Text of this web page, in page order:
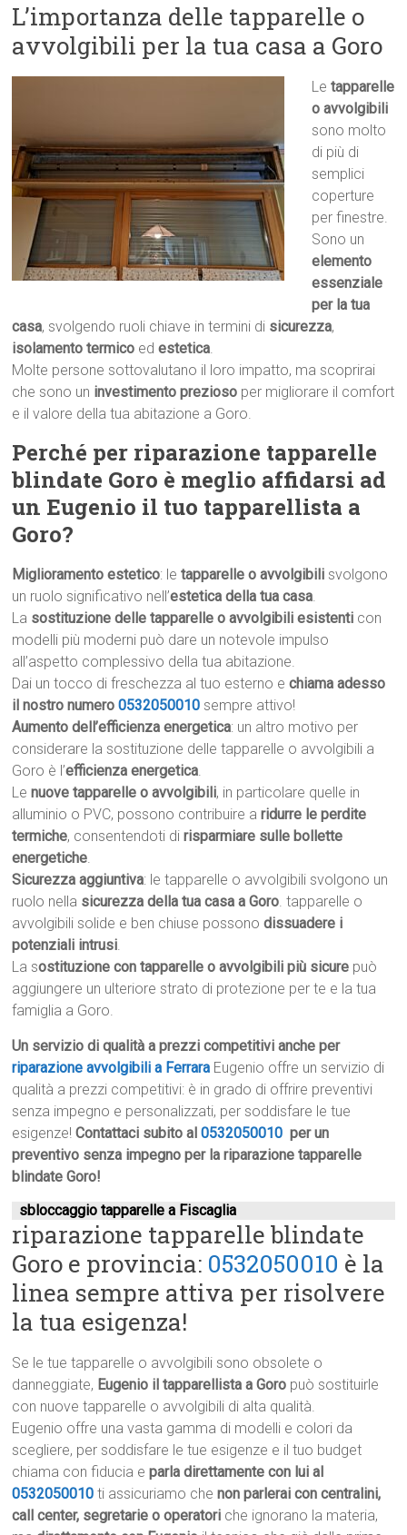
L’importanza delle tapparelle o
avvolgibili per la tua casa a Goro
Letapparelle
o avvolgibili
sono molto
di più di
semplici
coperture
per finestre.
Sono un
elemento
essenziale
per la tua
casa, svolgendo ruoli chiave in termini di sicurezza,
isolamento termico edestetica.
Molte persone sottovalutano il loro impatto, ma scoprirai
che sono un investimento prezioso per migliorare il comfort
e il valore della tua abitazione a Goro.
Perché per riparazione tapparelle
blindate Goro è meglio affidarsi ad
un Eugenio il tuo tapparellista a
Goro?
Miglioramento estetico: letapparelle o avvolgibili svolgono
un ruolo significativo nell’estetica della tua casa.
La sostituzione delle tapparelle o avvolgibili esistenti con
modelli più moderni può dare un notevole impulso
all’aspetto complessivo della tua abitazione.
Dai un tocco di freschezza al tuo esterno echiama adesso
il nostro numero0532050010 sempre attivo!
Aumento dell’efficienza energetica: un altro motivo per
considerare la sostituzione delle tapparelle o avvolgibili a
Goro è l’efficienza energetica.
Lenuove tapparelle o avvolgibili, in particolare quelle in
alluminio o PVC, possono contribuire aridurre le perdite
termiche, consentendoti dirisparmiare sulle bollette
energetiche.
Sicurezza aggiuntiva: le tapparelle o avvolgibili svolgono un
ruolo nella sicurezza della tua casa a Goro. tapparelle o
avvolgibili solide e ben chiuse possonodissuadere i
potenziali intrusi.
La sostituzione con tapparelle o avvolgibili più sicure può
aggiungere un ulteriore strato di protezione per te e la tua
famiglia a Goro.
Un servizio di qualità a prezzi competitivi anche per
riparazione avvolgibili a Ferrara Eugenio offre un servizio di
qualità a prezzi competitivi: è in grado di offrire preventivi
senza impegno e personalizzati, per soddisfare le tue
esigenze!Contattaci subito al0532050010 per un
preventivo senza impegno per la riparazione tapparelle
blindate Goro!
sbloccaggio tapparelle a Fiscaglia
riparazione tapparelle blindate
Goro e provincia: 0532050010 è la
linea sempre attiva per risolvere
la tua esigenza!
Se le tue tapparelle o avvolgibili sono obsolete o
danneggiate, Eugenio il tapparellista a Goro può sostituirle
con nuove tapparelle o avvolgibili di alta qualità.
Eugenio offre una vasta gamma di modelli e colori da
scegliere, per soddisfare le tue esigenze e il tuo budget
chiama con fiducia eparla direttamente con lui al
0532050010 ti assicuriamo chenon parlerai con centralini,
call center, segretarie o operatori che ignorano la materia,